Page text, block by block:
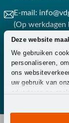
Deze website
We gebruiken
personaliseren,
ons
uw gebruik van
adverteren en
combineren met
of die ze hebben
E-mail:
(Op werkdagen
Whatsapp:
(Op werkdagen